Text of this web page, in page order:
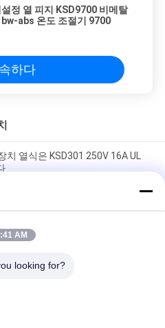
정 열 피지 KSD9700 비메탈
bw-abs 온도 조절기 9700
하다
치 열식은 KSD301 250V 16A UL
저온 제한된 제어 스위치 H31
보온장치 AC 125V 250V 힘은
AM
looking for?